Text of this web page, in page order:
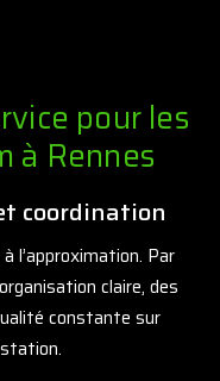
pour les
à Rennes
coordination
l’approximation. Par
claire, des
constante sur